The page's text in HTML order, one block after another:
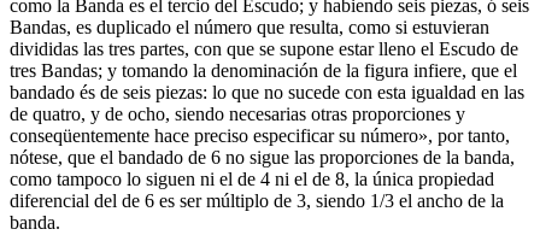
como la Banda es el tercio del Escudo; y habiendo seis piezas, ó seis
Bandas, es duplicado el número que resulta, como si estuvieran
divididas las tres partes, con que se supone estar lleno el Escudo de
tres Bandas; y tomando la denominación de la figura infiere, que el
bandado és de seis piezas: lo que no sucede con esta igualdad en las
de quatro, y de ocho, siendo necesarias otras proporciones y
conseqüentemente hace preciso especificar su número», por tanto,
nótese, que el bandado de 6 no sigue las proporciones de la banda,
como tampoco lo siguen ni el de 4 ni el de 8, la única propiedad
diferencial del de 6 es ser múltiplo de 3, siendo 1/3 el ancho de la
banda.